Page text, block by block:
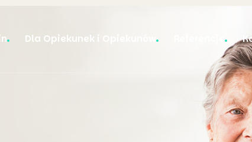
Dla Opiekunek i Opiekunów Referencje